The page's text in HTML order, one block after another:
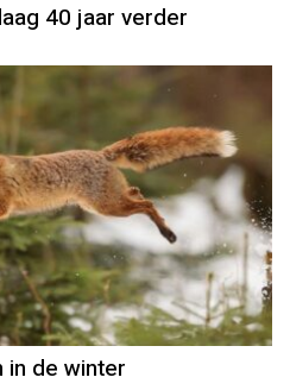
40 jaar verder
in de winter